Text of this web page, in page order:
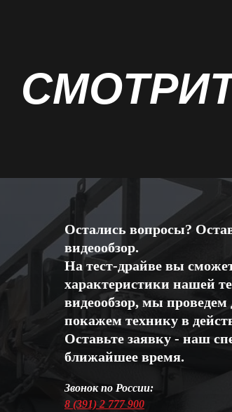
Остались вопросы?
видеообзор.
На тест-драйве вы
характеристики нашей
видеообзор, мы проведем
покажем технику в
Оставьте заявку - наш
ближайшее время.
Звонок по России:
8 (391) 2 777 900